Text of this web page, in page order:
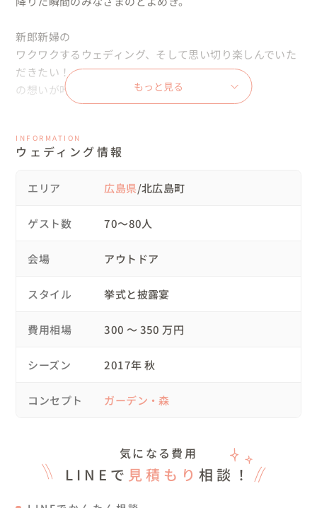
新郎新婦の
ワクワクするウェディング、そして思い切り楽しんでいた
だきたい！
の想いが叶いました。
えずりしか聞こえないような静かな森の中。
キラキラした緑が印象的でした。
ガーデン挙式では人前式を。
度（お化粧）の最後の紅の一筆を入れていただくという、
した。
披露宴での新郎新婦の高砂はソファタイプをご提案。
た。
披露宴にはペットの可愛いインコも参加。
自前のテントと車装飾は素敵なフォトブースになりまし
もっと見る
INFORMATION
ウェディング情報
エリア 広島県/北広島町
ゲスト数 70〜80人
会場 アウトドア
スタイル 挙式と披露宴
費用相場 300 〜 350 万円
シーズン 2017年 秋
コンセプト ガーデン・森
気になる費用
LINEで 見積もり 相談！